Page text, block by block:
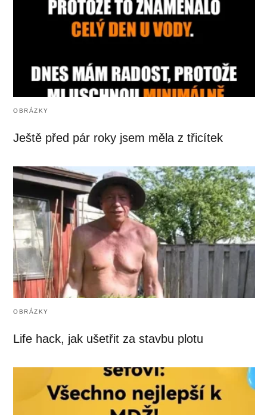
OBRÁZKY
Ještě před pár roky jsem měla z třicítek
OBRÁZKY
Life hack, jak ušetřit za stavbu plotu